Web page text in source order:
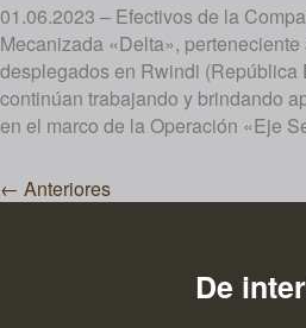
01.06.2023 – Efectivos de la
Mecanizada «Delta»,
desplegados en Rwindi (República
continúan trabajando y brindando
en el marco de la Operación «Eje
de
← Anteriores
De